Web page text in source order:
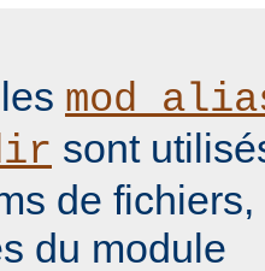
sont
de
du module